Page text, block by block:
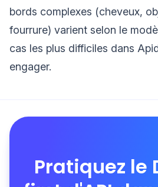
bords complexes (cheveux,
fourrure) varient selon le
cas les plus difficiles dans
engager.
Pratiquez le